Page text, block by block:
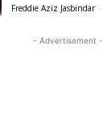
Freddie Aziz Jasbindar -
- Advertisement -